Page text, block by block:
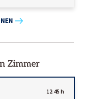
Zimmer
12:45 h